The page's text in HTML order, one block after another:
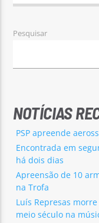
Pesquisar
NOTÍCIAS
PSP apreende
Encontrada em
há dois dias
Apreensão de 10
na Trofa
Luís Represas
meio século na